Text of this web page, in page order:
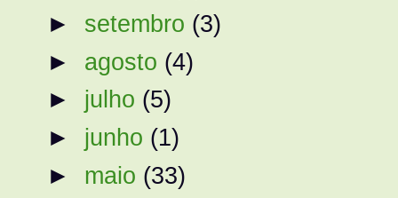
► setembro (3)
► agosto (4)
► julho (5)
► junho (1)
► maio (33)